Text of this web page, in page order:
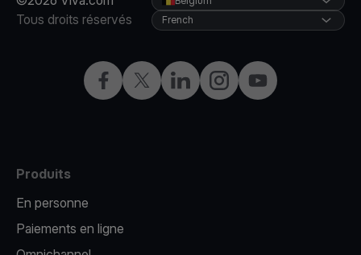
Tous droits réservés
Facebook
X LinkedInInstagramYouTube
French
Produits
En personne
Paiements en ligne